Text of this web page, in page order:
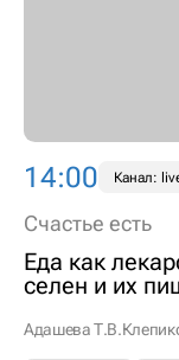
14:00 Канал:
Счастье есть
Еда как
селен и их
Адашева Т.В.